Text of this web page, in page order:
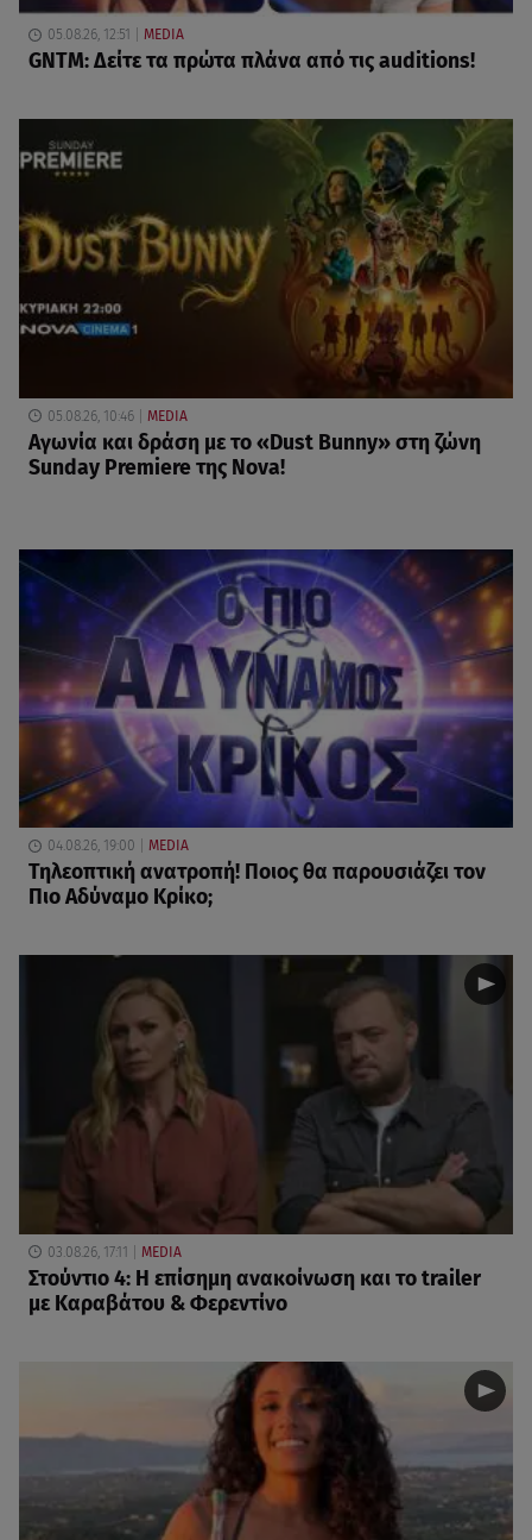
05.08.26, 12:51 MEDIA
GNTM: Δείτε τα πρώτα πλάνα από τις auditions!
05.08.26, 10:46 MEDIA
Αγωνία και δράση με το «Dust Bunny» στη ζώνη
Sunday Premiere της Nova!
04.08.26, 19:00 MEDIA
Τηλεοπτική ανατροπή! Ποιος θα παρουσιάζει τον
Πιο Αδύναμο Κρίκο;
03.08.26, 17:11 MEDIA
Στούντιο 4: Η επίσημη ανακοίνωση και το trailer
με Καραβάτου & Φερεντίνο